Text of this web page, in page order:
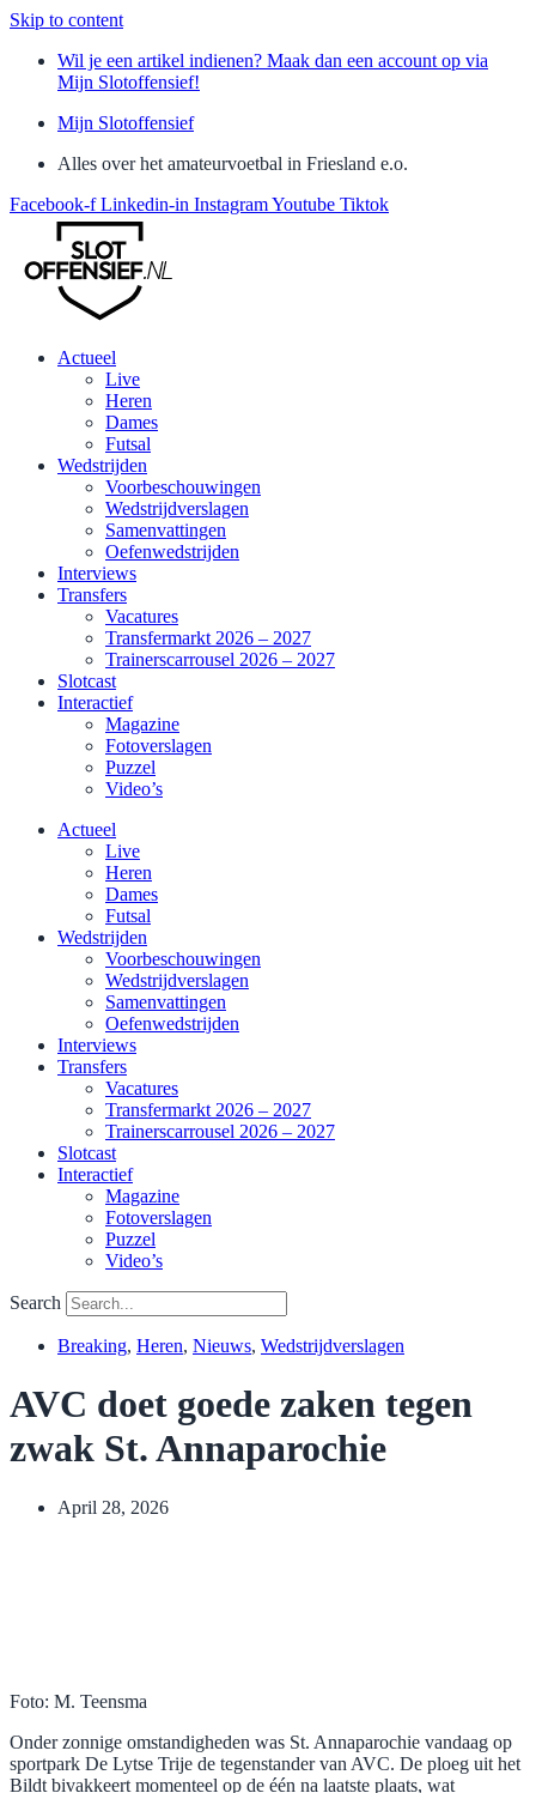
Skip to content
Wil je een artikel indienen? Maak dan een account op via
Mijn Slotoffensief!
Mijn Slotoffensief
Alles over het amateurvoetbal in Friesland e.o.
Facebook-f Linkedin-in InstagramYoutube Tiktok
Actueel
Live
Heren
Dames
Futsal
Wedstrijden
Voorbeschouwingen
Wedstrijdverslagen
Samenvattingen
Oefenwedstrijden
Interviews
Transfers
Vacatures
Transfermarkt 2026 – 2027
Trainerscarrousel 2026 – 2027
Slotcast
Interactief
Magazine
Fotoverslagen
Puzzel
Video’s
Actueel
Live
Heren
Dames
Futsal
Wedstrijden
Voorbeschouwingen
Wedstrijdverslagen
Samenvattingen
Oefenwedstrijden
Interviews
Transfers
Vacatures
Transfermarkt 2026 – 2027
Trainerscarrousel 2026 – 2027
Slotcast
Interactief
Magazine
Fotoverslagen
Puzzel
Video’s
Search
Breaking, Heren, Nieuws, Wedstrijdverslagen
AVC doet goede zaken tegen
zwak St. Annaparochie
April 28, 2026
Foto: M. Teensma
Onder zonnige omstandigheden was St. Annaparochie vandaag op
sportpark De Lytse Trije de tegenstander van AVC. De ploeg uit het
Bildt bivakkeert momenteel op de één na laatste plaats, wat